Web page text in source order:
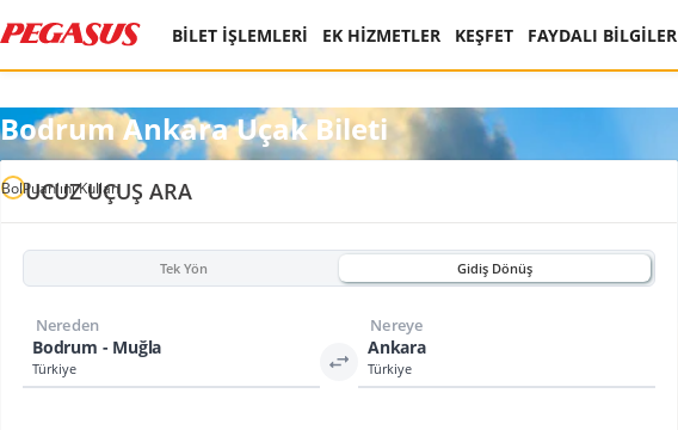
BİLET İŞLEMLERİ EK HİZMETLER KEŞFET FAYDALI BİLGİLER
Bodrum Ankara Uçak Bileti
UCUZ UÇUŞ ARA
BolPuan'ını Kullan
Tek Yön Gidiş Dönüş
Bodrum - Muğla
Türkiye
Nereden
Ankara
Türkiye
Nereye